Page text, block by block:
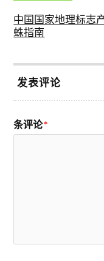
中国国家地理标志
蛛指南
发表评论
条评论*